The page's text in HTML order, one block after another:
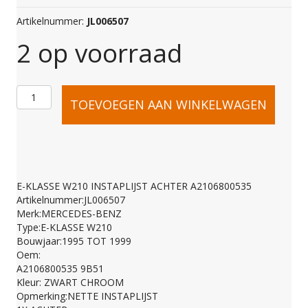
Artikelnummer: JL006507
2 op voorraad
E-
W210
INSTAPLIJST
ACHTER
TOEVOEGEN AAN WINKELWAGEN
E-KLASSE W210 INSTAPLIJST ACHTER A2106800535
Artikelnummer:JL006507
Merk:MERCEDES-BENZ
Type:E-KLASSE W210
Bouwjaar:1995 TOT 1999
Oem:
A2106800535 9B51
Kleur: ZWART CHROOM
Opmerking:NETTE INSTAPLIJST